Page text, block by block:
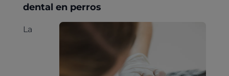
dental en perros
La